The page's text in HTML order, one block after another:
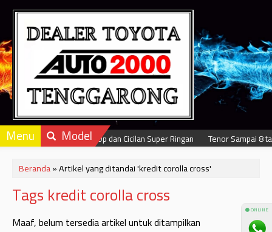
Dapatkan Dp dan Cicilan Super Ringan Tenor Sampai 8
Menu Model
Beranda»Artikel yang ditandai 'kredit corolla cross'
Tags kredit corolla cross
Maaf, belum tersedia artikel untuk ditampilkan
⚫ ONLINE